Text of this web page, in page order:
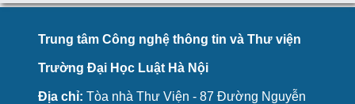
Trung tâm Công nghệ thông tin và Thư viện
Trường Đại Học Luật Hà Nội
Địa chỉ: Tòa nhà Thư Viện - 87 Đường Nguyễn